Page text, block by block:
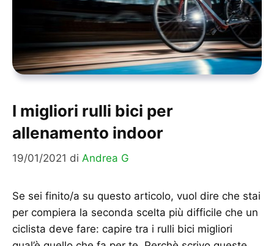
I migliori rulli bici per
allenamento indoor
19/01/2021 di Andrea G
Se sei finito/a su questo articolo, vuol dire che stai
per compiera la seconda scelta più difficile che un
ciclista deve fare: capire tra i rulli bici migliori